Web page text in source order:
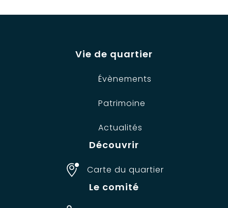
Vie de quartier
Évènements
Patrimoine
Actualités
Découvrir
Carte du quartier
Le comité